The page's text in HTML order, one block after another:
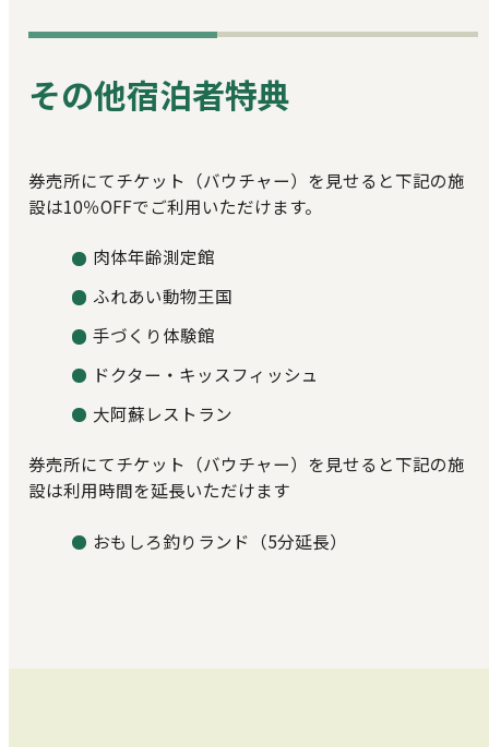
その他宿泊者特典
券売所にてチケット（バウチャー）を見せると下記の施
設は10％OFFでご利用いただけます。
肉体年齢測定館
ふれあい動物王国
手づくり体験館
ドクター・キッスフィッシュ
大阿蘇レストラン
券売所にてチケット（バウチャー）を見せると下記の施
設は利用時間を延長いただけます
おもしろ釣りランド（5分延長）